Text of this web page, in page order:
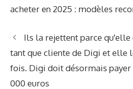
acheter en 2025 : modèles
Ils la rejettent parce qu'elle
tant que cliente de Digi et elle
fois. Digi doit désormais payer
000 euros